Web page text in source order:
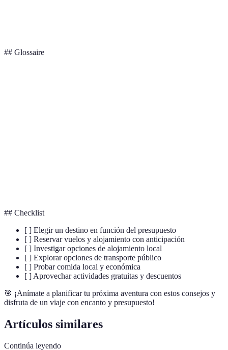
## Glossaire
## Checklist
[ ] Elegir un destino en función del presupuesto
[ ] Reservar vuelos y alojamiento con anticipación
[ ] Investigar opciones de alojamiento local
[ ] Explorar opciones de transporte público
[ ] Probar comida local y económica
[ ] Aprovechar actividades gratuitas y descuentos
🎯 ¡Anímate a planificar tu próxima aventura con estos consejos y
disfruta de un viaje con encanto y presupuesto!
Artículos similares
Continúa leyendo